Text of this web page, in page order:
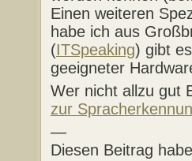
Einen weiteren
habe ich aus
(ITSpeaking) gibt
geeigneter
Wer nicht allzu gut
zur
—
Diesen Beitrag